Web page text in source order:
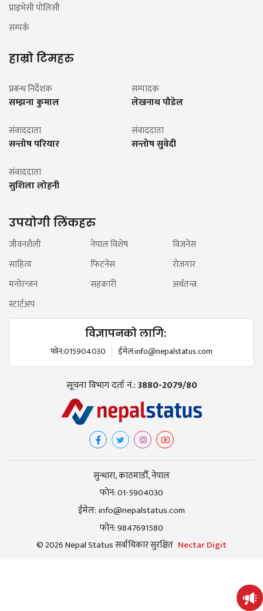
प्राइभेसी पोलिसी
सम्पर्क
हाम्रो टिमहरु
प्रबन्ध निर्देशक
सम्झना कुमाल
सम्पादक
लेखनाथ पौडेल
संवाददाता
सन्तोष परियार
संवाददाता
सन्तोष सुवेदी
संवाददाता
सुशिला लोहनी
उपयोगी लिंकहरु
जीवनशैली नेपाल विशेष
विजनेस
साहित्य
फिटनेस
रोजगार
मनोरन्जन
सहकारी
अर्थतन्त्र
स्टार्टअप
विज्ञापनको लागि:
फोन:015904030 ईमेल:info@nepalstatus.com
सूचना विभाग दर्ता नं.:3880-2079/80
सुन्धारा, काठमाडौँ, नेपाल
फोन:01-5904030
ईमेल: info@nepalstatus.com
फोन:9847691580
© 2026 Nepal Status सर्वाधिकार सुरक्षित Nectar Digit